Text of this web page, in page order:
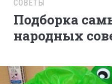
СОВЕТЫ
Подборка
народных